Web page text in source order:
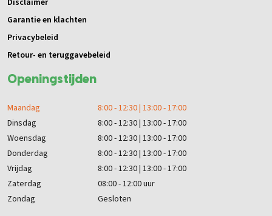
Openingstijden
Maandag
8:00 - 12:30 | 13:00 - 17:00
Dinsdag
8:00 - 12:30 | 13:00 - 17:00
Woensdag
8:00 - 12:30 | 13:00 - 17:00
Donderdag
8:00 - 12:30 | 13:00 - 17:00
Vrijdag
8:00 - 12:30 | 13:00 - 17:00
Zaterdag
08:00 - 12:00 uur
Zondag
Gesloten
Disclaimer
Garantie en klachten
Privacybeleid
Retour- en teruggavebeleid